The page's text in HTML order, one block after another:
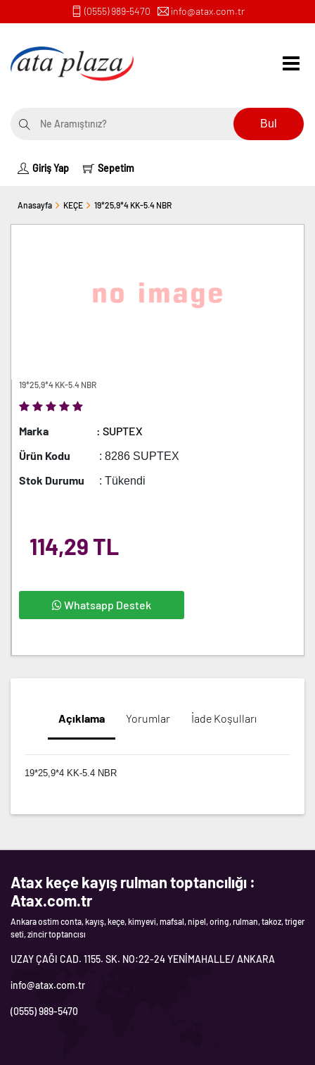
(0555) 989-5470 info@atax.com.tr
Bul
Giriş Yap Sepetim
Anasayfa KEÇE 19*25,9*4 KK-5.4 NBR
19*25,9*4 KK-5.4 NBR
Marka
: SUPTEX
Ürün Kodu
: 8286 SUPTEX
Stok Durumu : Tükendi
114,29 TL
Whatsapp Destek
Açıklama Yorumlar İade Koşulları
19*25,9*4 KK-5.4 NBR
Atax keçe kayış rulman toptancılığı :
Atax.com.tr
Ankara ostim conta, kayış, keçe, kimyevi, mafsal, nipel, oring, rulman, takoz, triger
seti, zincir toptancısı
UZAY ÇAĞI CAD. 1155. SK. NO:22-24 YENİMAHALLE/ ANKARA
info@atax.com.tr
(0555) 989-5470